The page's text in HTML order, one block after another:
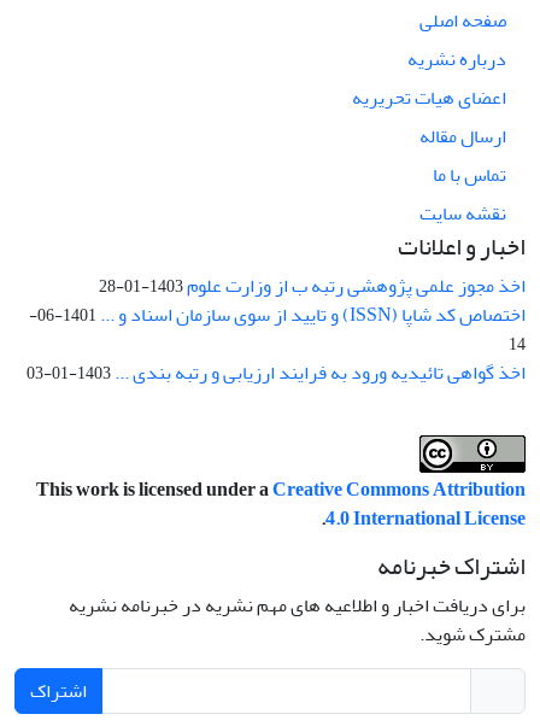
صفحه اصلی
درباره نشریه
اعضای هیات تحریریه
ارسال مقاله
تماس با ما
نقشه سایت
اخبار و اعلانات
اخذ مجوز علمی پژوهشی رتبه ب از وزارت علوم1403-01-28
اختصاص کد شاپا (ISSN) و تایید از سوی سازمان اسناد و ...
1401-06-
14
اخذ گواهی تائیدیه ورود به فرایند ارزیابی و رتبه بندی ...1403-01-03
This work is licensed under aCreative Commons Attribution
4.0 International License
.
اشتراک خبرنامه
برای دریافت اخبار و اطلاعیه های مهم نشریه در خبرنامه نشریه
مشترک شوید.
اشتراک